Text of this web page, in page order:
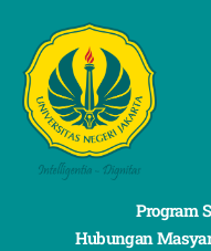
Program
Hubungan